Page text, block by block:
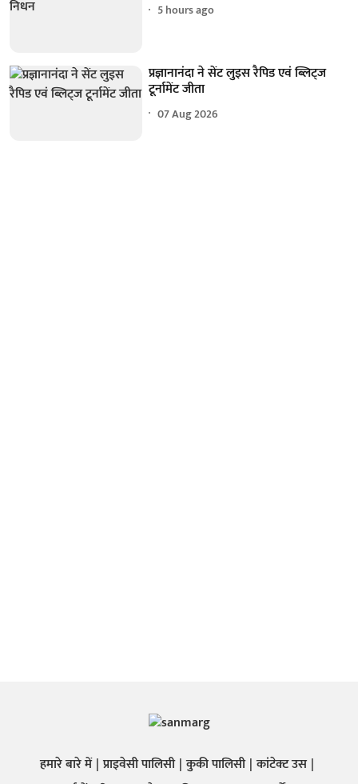
5 hours ago
प्रज्ञानानंदा ने सेंट लुइस रैपिड एवं ब्लिट्ज
टूर्नामेंट जीता
07 Aug 2026
हमारे बारे में प्राइवेसी पालिसी कुकी पालिसी कांटेक्ट उस